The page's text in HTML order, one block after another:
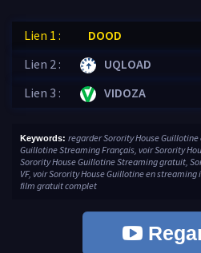
Lien 1 :
DOOD
Lien 2 :
UQLOAD
Lien 3 :
VIDOZA
Keywords: regarder Sorority House
Guillotine Streaming Français, voir Sorority
Sorority House Guillotine Streaming gratuit,
VF, voir Sorority House Guillotine en
film gratuit complet